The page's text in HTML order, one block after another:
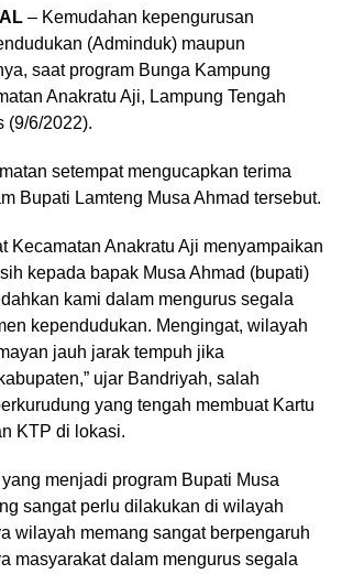
– Kemudahan kepengurusan
(Adminduk) maupun
saat program Bunga Kampung
Anakratu Aji, Lampung Tengah
(9/6/2022).
setempat mengucapkan terima
Bupati Lamteng Musa Ahmad tersebut.
Kecamatan Anakratu Aji menyampaikan
kepada bapak Musa Ahmad (bupati)
kami dalam mengurus segala
kependudukan. Mengingat, wilayah
jauh jarak tempuh jika
ujar Bandriyah, salah
yang tengah membuat Kartu
KTP di lokasi.
menjadi program Bupati Musa
sangat perlu dilakukan di wilayah
wilayah memang sangat berpengaruh
masyarakat dalam mengurus segala